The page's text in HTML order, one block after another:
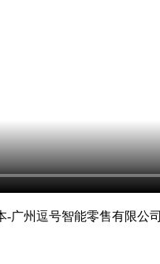
-广州逗号智能零售有限公司